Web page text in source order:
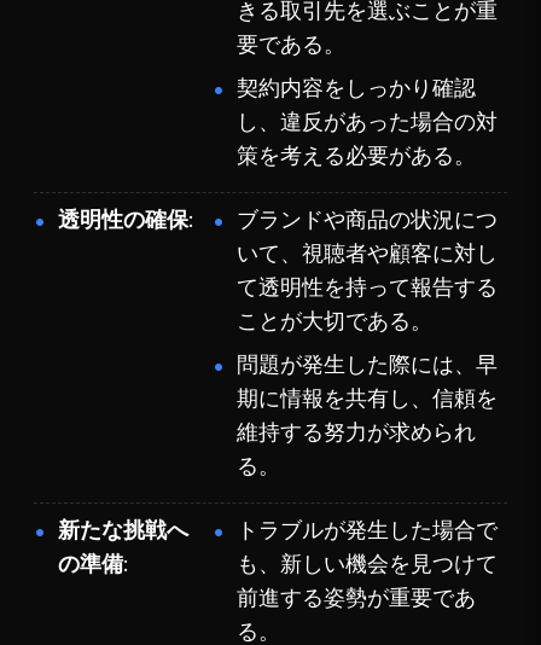
きる取引先を選ぶことが重
要である。
契約内容をしっかり確認
し、違反があった場合の対
策を考える必要がある。
透明性の確保
ブランドや商品の状況につ
いて、視聴者や顧客に対し
て透明性を持って報告する
ことが大切である。
問題が発生した際には、早
期に情報を共有し、信頼を
維持する努力が求められ
る。
新たな挑戦へ
の準備
トラブルが発生した場合で
も、新しい機会を見つけて
前進する姿勢が重要であ
る。